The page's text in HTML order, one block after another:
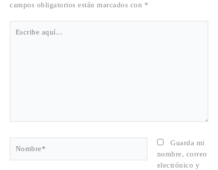
campos obligatorios están marcados con *
aquí...
Guarda mi
nombre, correo
electrónico y